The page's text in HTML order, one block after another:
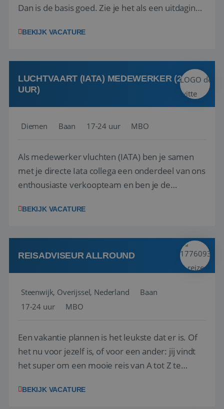
Dan is de basis goed. Zie je het als een uitdaging
het samenstellen en boeken van de perfecte
deze onderdelen zijn nu samen gevoegd...
BEKIJK VACATURE
LUCHTVAART (IATA) MEDEWERKER (24-32
UUR)
Diemen Baan 17-24 uur MBO
Als medewerker vluchten (IATA) ben je samen
met je directe Iata collega een onderdeel van ons
enthousiaste verkoopteam en ben je de
en tarieven waar je collega’s niet uitkomen.
kwaliteitsbewaking van alles wat met IATA te m...
BEKIJK VACATURE
REISADVISEUR ALLROUND
Steenwijk, Overijssel, Nederland
Baan
17-24 uur
MBO
Een vakantie plannen is het leukste dat er is. Of
het nu voor jezelf is, of voor een ander: jij vindt
het super om een mooie reis van A tot Z te
vakantiegangers de meest prachtige plekjes op
BEKIJK VACATURE